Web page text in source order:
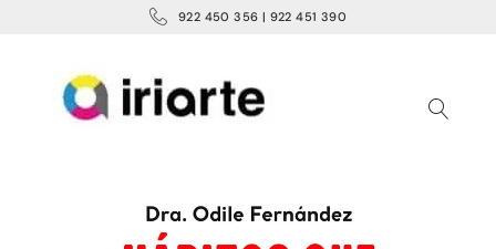
922 450 356 | 922 451 390